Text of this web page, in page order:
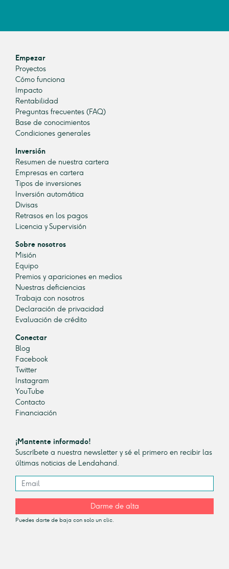
Empezar
Proyectos
Cómo funciona
Impacto
Rentabilidad
Preguntas frecuentes (FAQ)
Base de conocimientos
Condiciones generales
Inversión
Resumen de nuestra cartera
Empresas en cartera
Tipos de inversiones
Inversión automática
Divisas
Retrasos en los pagos
Licencia y Supervisión
Sobre nosotros
Misión
Equipo
Premios y apariciones en medios
Nuestras deficiencias
Trabaja con nosotros
Declaración de privacidad
Evaluación de crédito
Conectar
Blog
Facebook
Twitter
Instagram
YouTube
Contacto
Financiación
¡Mantente informado!
Suscríbete a nuestra newsletter y sé el primero en recibir las
últimas noticias de Lendahand.
Darme de alta
Puedes darte de baja con solo un clic.